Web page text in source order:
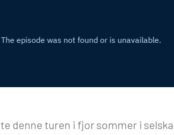
denne turen i fjor sommer i